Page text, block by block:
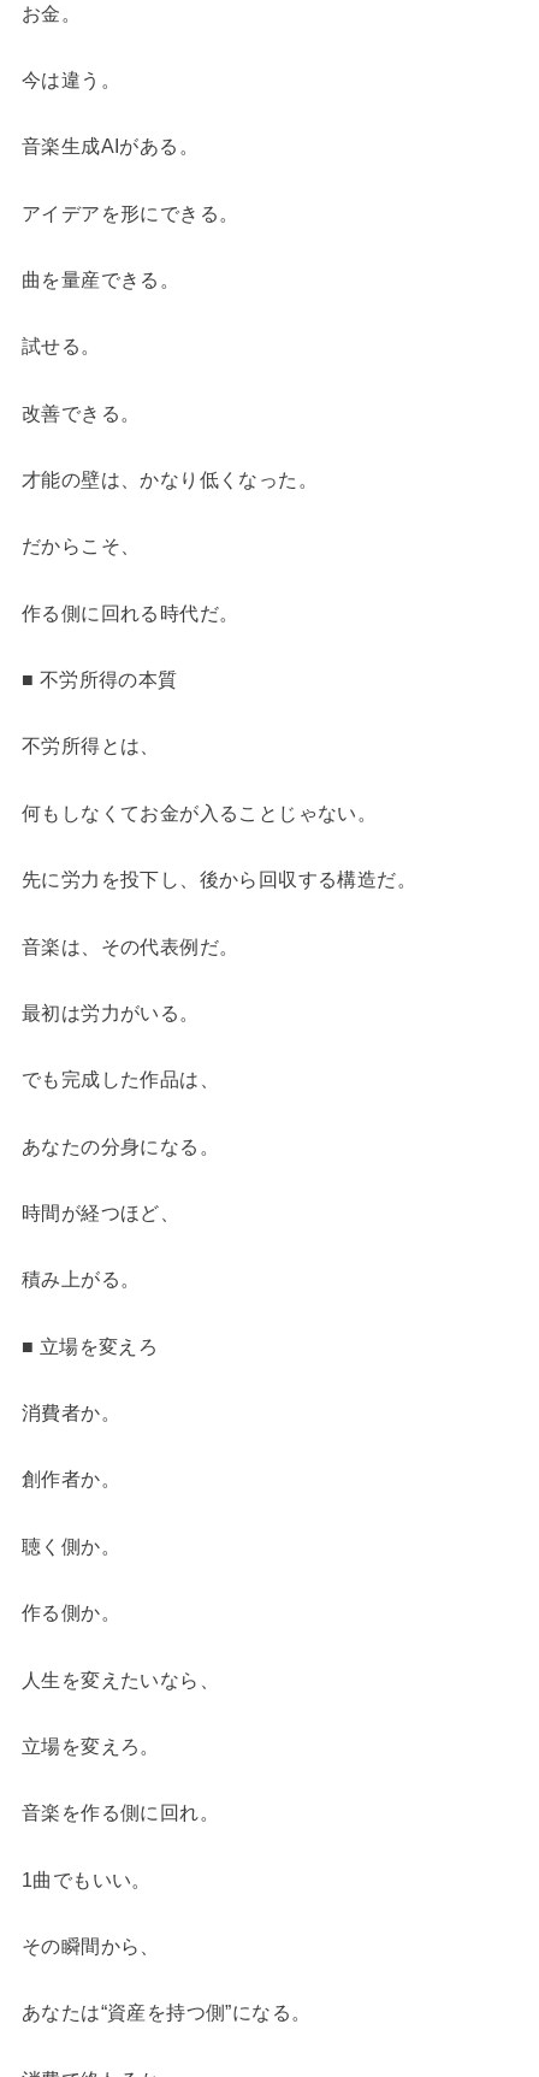
お金。
今は違う。
音楽生成AIがある。
アイデアを形にできる。
曲を量産できる。
試せる。
改善できる。
才能の壁は、かなり低くなった。
だからこそ、
作る側に回れる時代だ。
■ 不労所得の本質
不労所得とは、
何もしなくてお金が入ることじゃない。
先に労力を投下し、後から回収する構造だ。
音楽は、その代表例だ。
最初は労力がいる。
でも完成した作品は、
あなたの分身になる。
時間が経つほど、
積み上がる。
■ 立場を変えろ
消費者か。
創作者か。
聴く側か。
作る側か。
人生を変えたいなら、
立場を変えろ。
音楽を作る側に回れ。
1曲でもいい。
その瞬間から、
あなたは“資産を持つ側”になる。